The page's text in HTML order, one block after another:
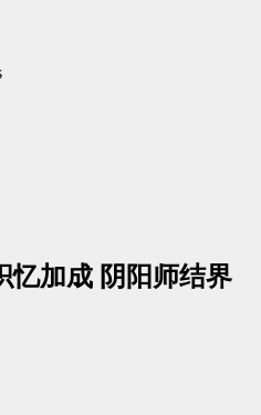
忆加成 阴阳师结界